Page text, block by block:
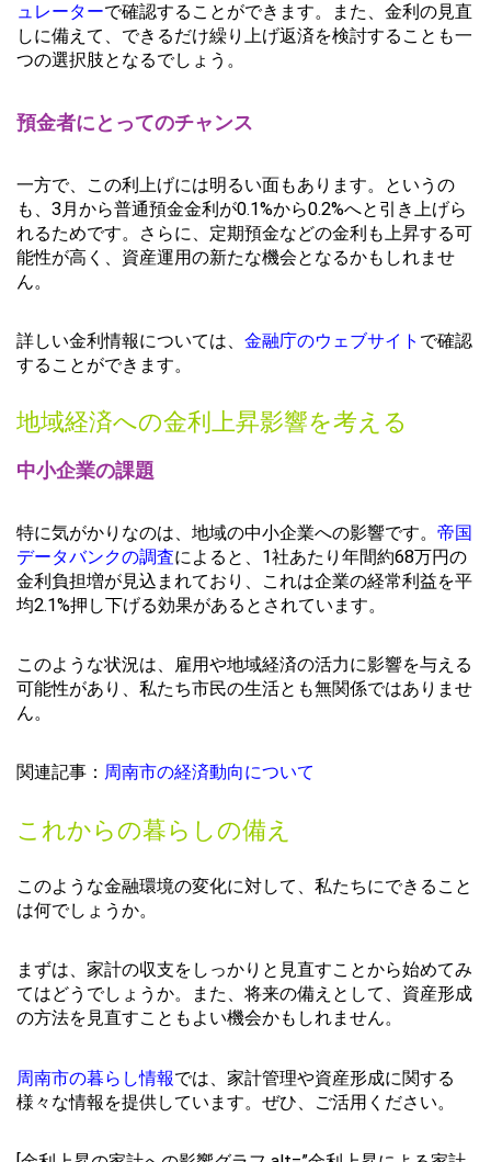
ュレーターで確認することができます。また、金利の見直
しに備えて、できるだけ繰り上げ返済を検討することも一
つの選択肢となるでしょう。
預金者にとってのチャンス
一方で、この利上げには明るい面もあります。というの
も、3月から普通預金金利が0.1%から0.2%へと引き上げら
れるためです。さらに、定期預金などの金利も上昇する可
能性が高く、資産運用の新たな機会となるかもしれませ
ん。
詳しい金利情報については、 金融庁のウェブサイト で確認
することができます。
地域経済への金利上昇影響を考える
中小企業の課題
特に気がかりなのは、地域の中小企業への影響です。 帝国
データバンクの調査によると、1社あたり年間約68万円の
金利負担増が見込まれており、これは企業の経常利益を平
均2.1%押し下げる効果があるとされています。
このような状況は、雇用や地域経済の活力に影響を与える
可能性があり、私たち市民の生活とも無関係ではありませ
ん。
関連記事： 周南市の経済動向について
これからの暮らしの備え
このような金融環境の変化に対して、私たちにできること
は何でしょうか。
まずは、家計の収支をしっかりと見直すことから始めてみ
てはどうでしょうか。また、将来の備えとして、資産形成
の方法を見直すこともよい機会かもしれません。
周南市の暮らし情報では、家計管理や資産形成に関する
様々な情報を提供しています。ぜひ、ご活用ください。